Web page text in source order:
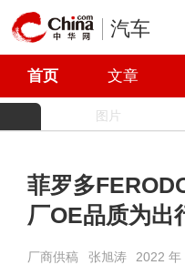
汽车
首页 文章
图片
菲罗多
厂OE品质为出
厂商供稿 张旭涛 2022 年